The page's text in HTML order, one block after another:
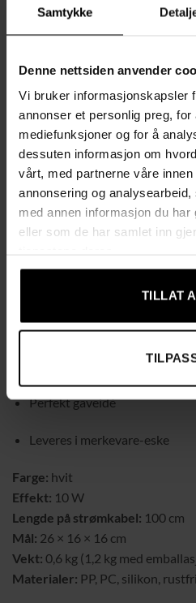
Samtykke
Denne nettsiden anvender
Vi bruker informasjonskapsler
annonser et personlig preg,
mediefunksjoner og for å
dessuten informasjon om
vårt, med partnerne våre
annonsering og
med annen informasjon du har
eller som de har samlet inn
TILLAT
Stillegående drift
Styres med intuitive knapper
Lampe-timer: 5 timer
Vanntank: 450 ml
6 LED-lys
8 lysfarger
Mulighet for bruk av eteriske
Materialer av høy kvalitet
Perfekt gaveidé
Leveres i merkevare-eske
Farge: hvit
Effekt: 10 W
Lengde på strømkabel: 100 cm
Mål: 26 × 16 × 16 cm
Vekt: 0,6 kg (1,2 kg med
Materialer: PP, PC, silikon,